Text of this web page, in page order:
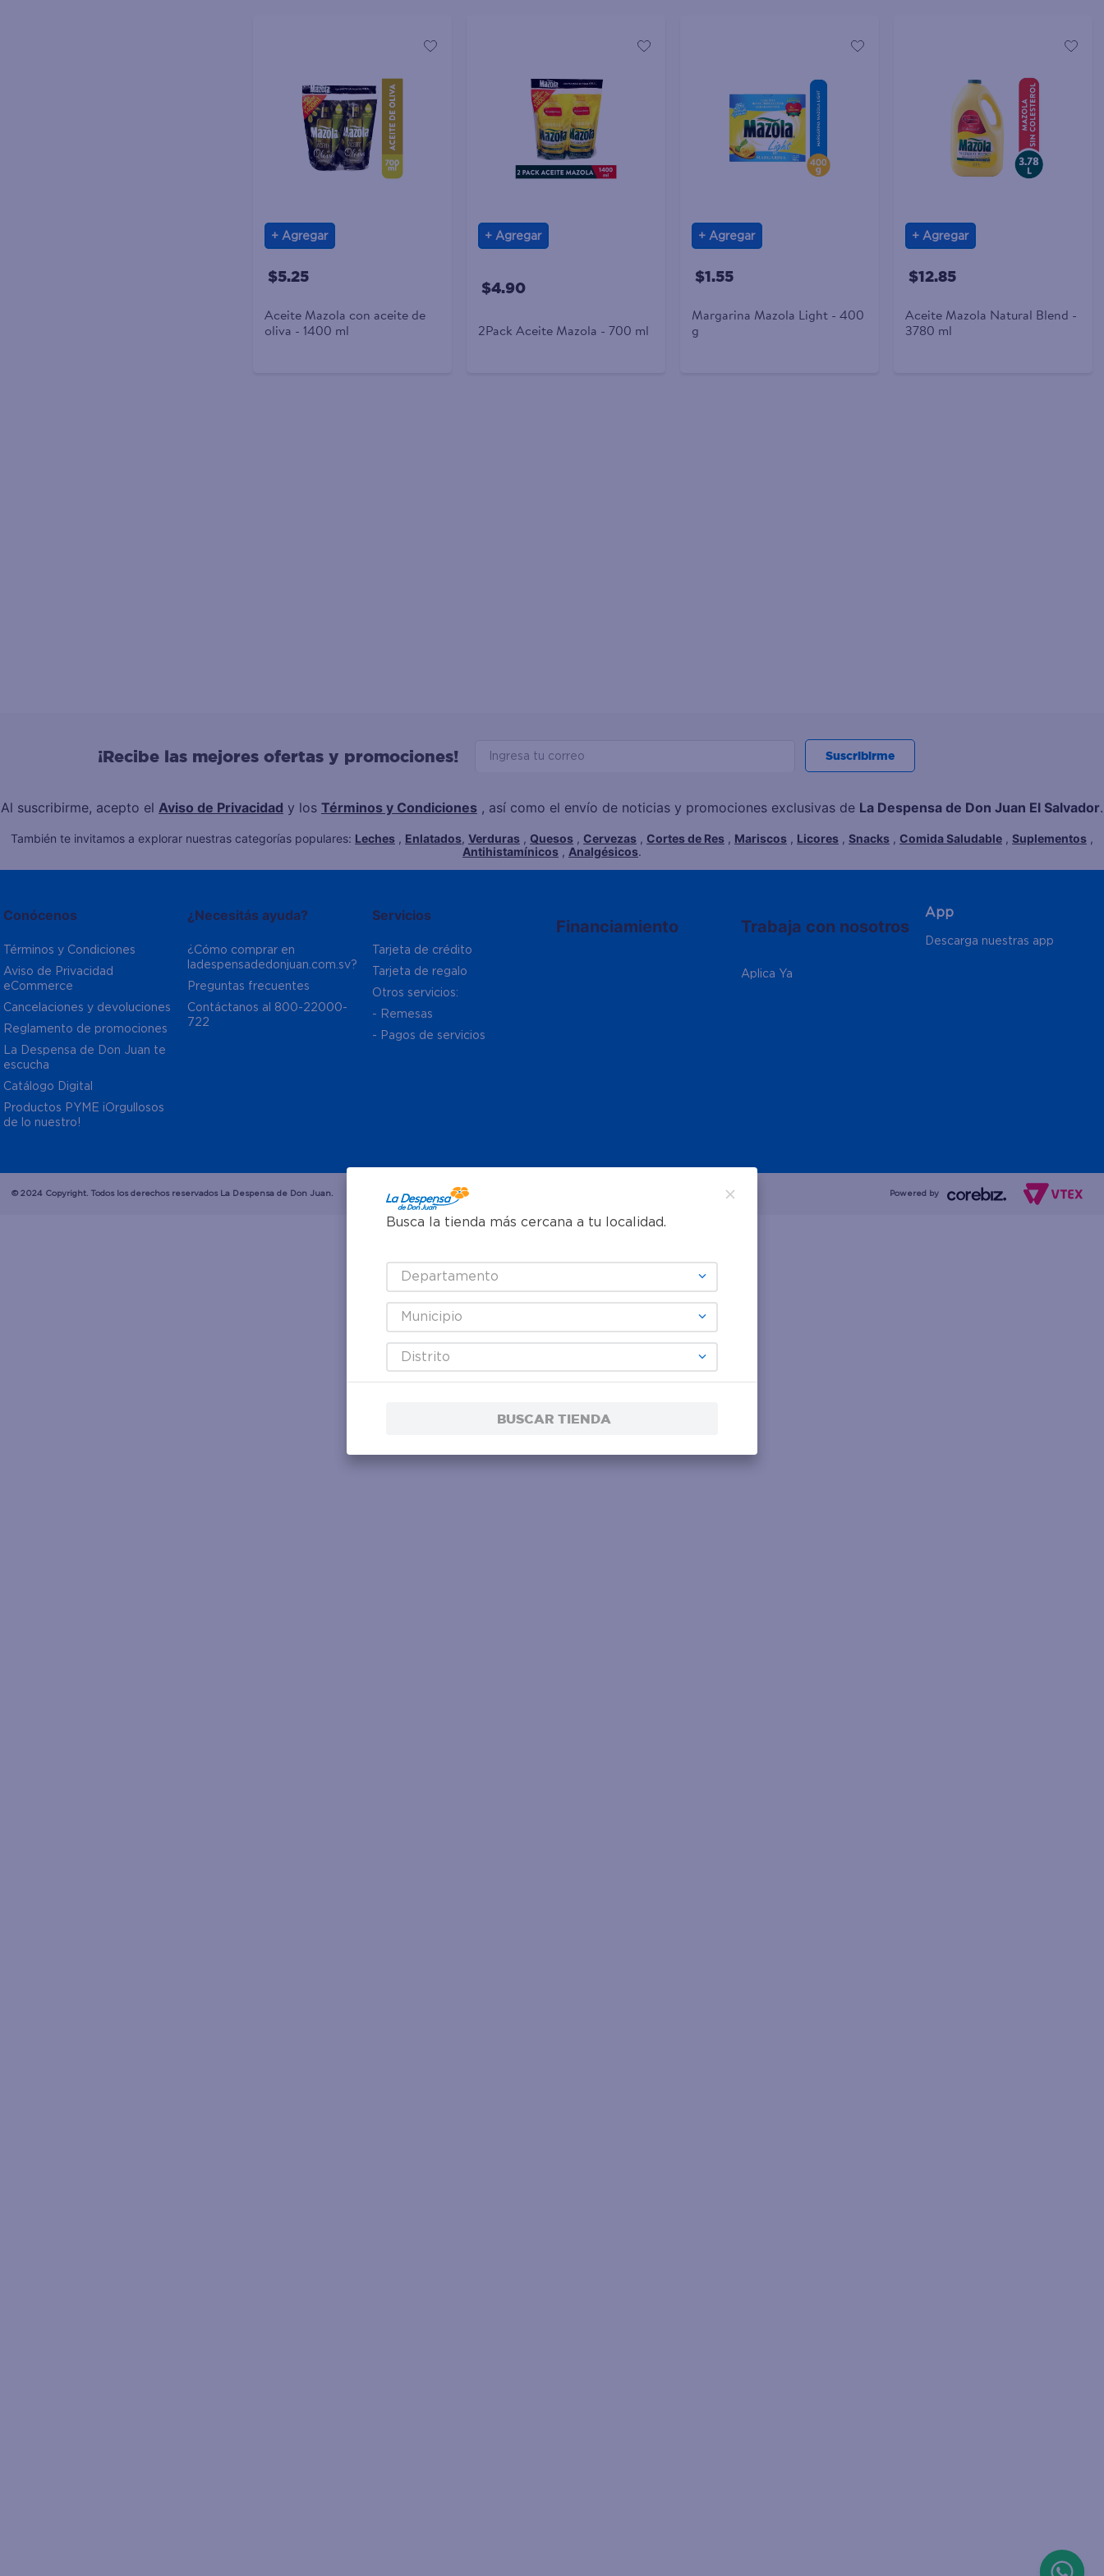
Agregar
$5.25
Aceite Mazola con aceite de
oliva - 1400 ml
Agregar
$4.90
2Pack Aceite Mazola - 700 ml
Agregar
$1.55
Margarina Mazola Light - 400
g
Agregar
$12.85
Aceite Mazola Natural Blend -
3780 ml
¡Recibe las mejores ofertas y promociones! Suscribirme
Al suscribirme, acepto el Aviso de Privacidad y los Términos y Condiciones , así como el envío de noticias y promociones exclusivas de La Despensa de Don Juan El Salvador.
También te invitamos a explorar nuestras categorías populares: Leches , Enlatados, Verduras , Quesos , Cervezas , Cortes de Res , Mariscos , Licores , Snacks , Comida Saludable , Suplementos ,
Antihistamínicos , Analgésicos.
Conócenos
Términos y Condiciones
Aviso de Privacidad
eCommerce
Cancelaciones y devoluciones
Reglamento de promociones
La Despensa de Don Juan te
escucha
Catálogo Digital
Productos PYME ¡Orgullosos
de lo nuestro!
¿Necesitás ayuda?
¿Cómo comprar en
ladespensadedonjuan.com.sv?
Preguntas frecuentes
Contáctanos al 800-22000-
722
Servicios
Tarjeta de crédito
Tarjeta de regalo
Otros servicios:
- Remesas
- Pagos de servicios
Financiamiento Trabaja con nosotros
Aplica Ya
App
Descarga nuestras app
© 2024 Copyright. Todos los derechos reservados La Despensa de Don Juan. Powered by
Busca la tienda más cercana a tu localidad.
Departamento
Municipio
Distrito
BUSCAR TIENDA